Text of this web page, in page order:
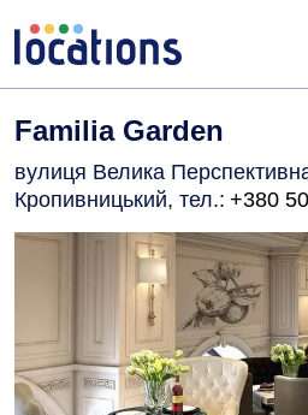
Familia Garden
вулиця Велика
Кропивницький, тел.: +380